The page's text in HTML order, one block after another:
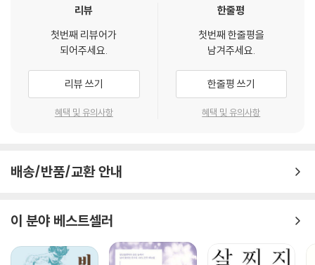
해 책을 쓰기로 한다.
당신은 강박장애를 물리칠 수 있다.
강박장애에 관한 책은 많다. 하지만 이 책은 독특하다. 저자가 환자이자 의
사라는 점, 서양에 비해 우리와 훨씬 가까운 일본의 생생한 예가 풍부하다
는 점, 무엇보다 경험에서 우러난 기막힌 요령을 몇 가지 원칙으로 알려준
리뷰
첫번째 리뷰어가
되어주세요.
리뷰 쓰기
혜택 및 유의사항
한줄평
첫번째 한줄평을
남겨주세요.
한줄평 쓰기
혜택 및 유의사항
배송/반품/교환 안내
이 분야 베스트셀러